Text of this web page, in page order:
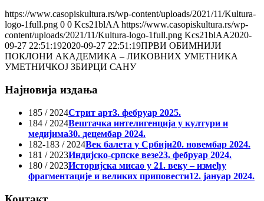
https://www.casopiskultura.rs/wp-content/uploads/2021/11/Kultura-
logo-1full.png 0 0 Kcs21blAA https://www.casopiskultura.rs/wp-
content/uploads/2021/11/Kultura-logo-1full.png Kcs21blAA2020-
09-27 22:51:192020-09-27 22:51:19ПРВИ ОБИМНИЈИ
ПОКЛОНИ АКАДЕМИКА – ЛИКОВНИХ УМЕТНИКА
УМЕТНИЧКОЈ ЗБИРЦИ САНУ
Најновија издања
185 / 2024Стрит арт3. фебруар 2025.
184 / 2024Вештачка интелигенција у култури и
медијима30. децембар 2024.
182-183 / 2024Век балета у Србији20. новембар 2024.
181 / 2023Индијско-српске везе23. фебруар 2024.
180 / 2023Историјска мисао у 21. веку – између
фрагментације и великих приповести12. јануар 2024.